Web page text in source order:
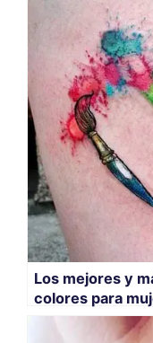
Los mejores y
colores para